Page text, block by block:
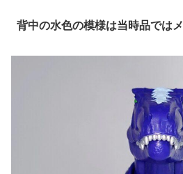
背中の水色の模様は当時品では